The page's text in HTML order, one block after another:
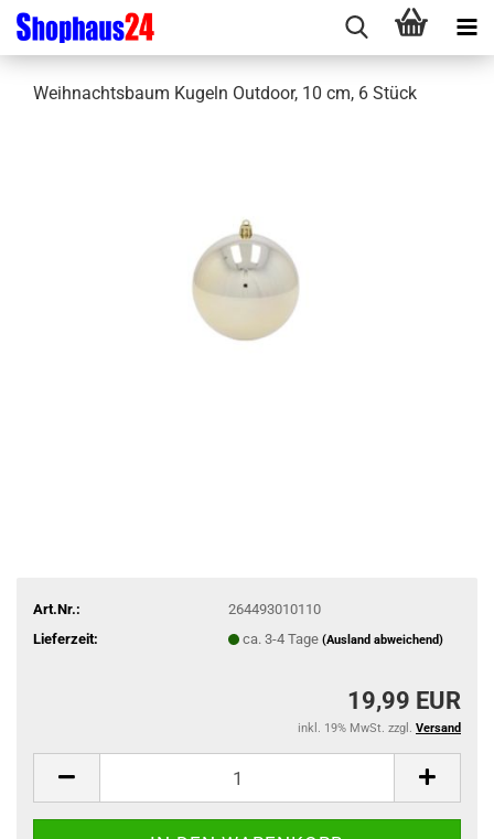
Weihnachtsbaum Kugeln Outdoor, 10 cm, 6 Stück
Art.Nr.:
264493010110
Lieferzeit:
ca. 3-4 Tage (Ausland abweichend)
19,99 EUR
inkl. 19% MwSt. zzgl. Versand